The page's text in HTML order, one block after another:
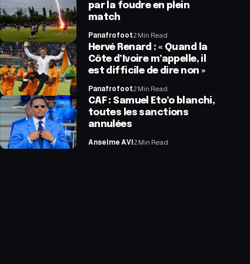
par la foudre en plein
match
Panafrofoot2 Min Read
Hervé Renard : « Quand la
Côte d’Ivoire m’appelle, il
est difficile de dire non »
Panafrofoot2 Min Read
CAF : Samuel Eto’o blanchi,
toutes les sanctions
annulées
Anselme AVI 2 Min Read